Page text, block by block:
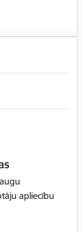
apliecību